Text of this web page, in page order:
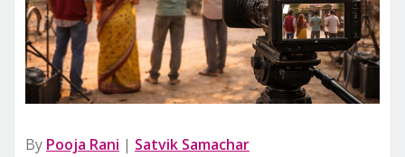
By Pooja Rani | Satvik Samachar